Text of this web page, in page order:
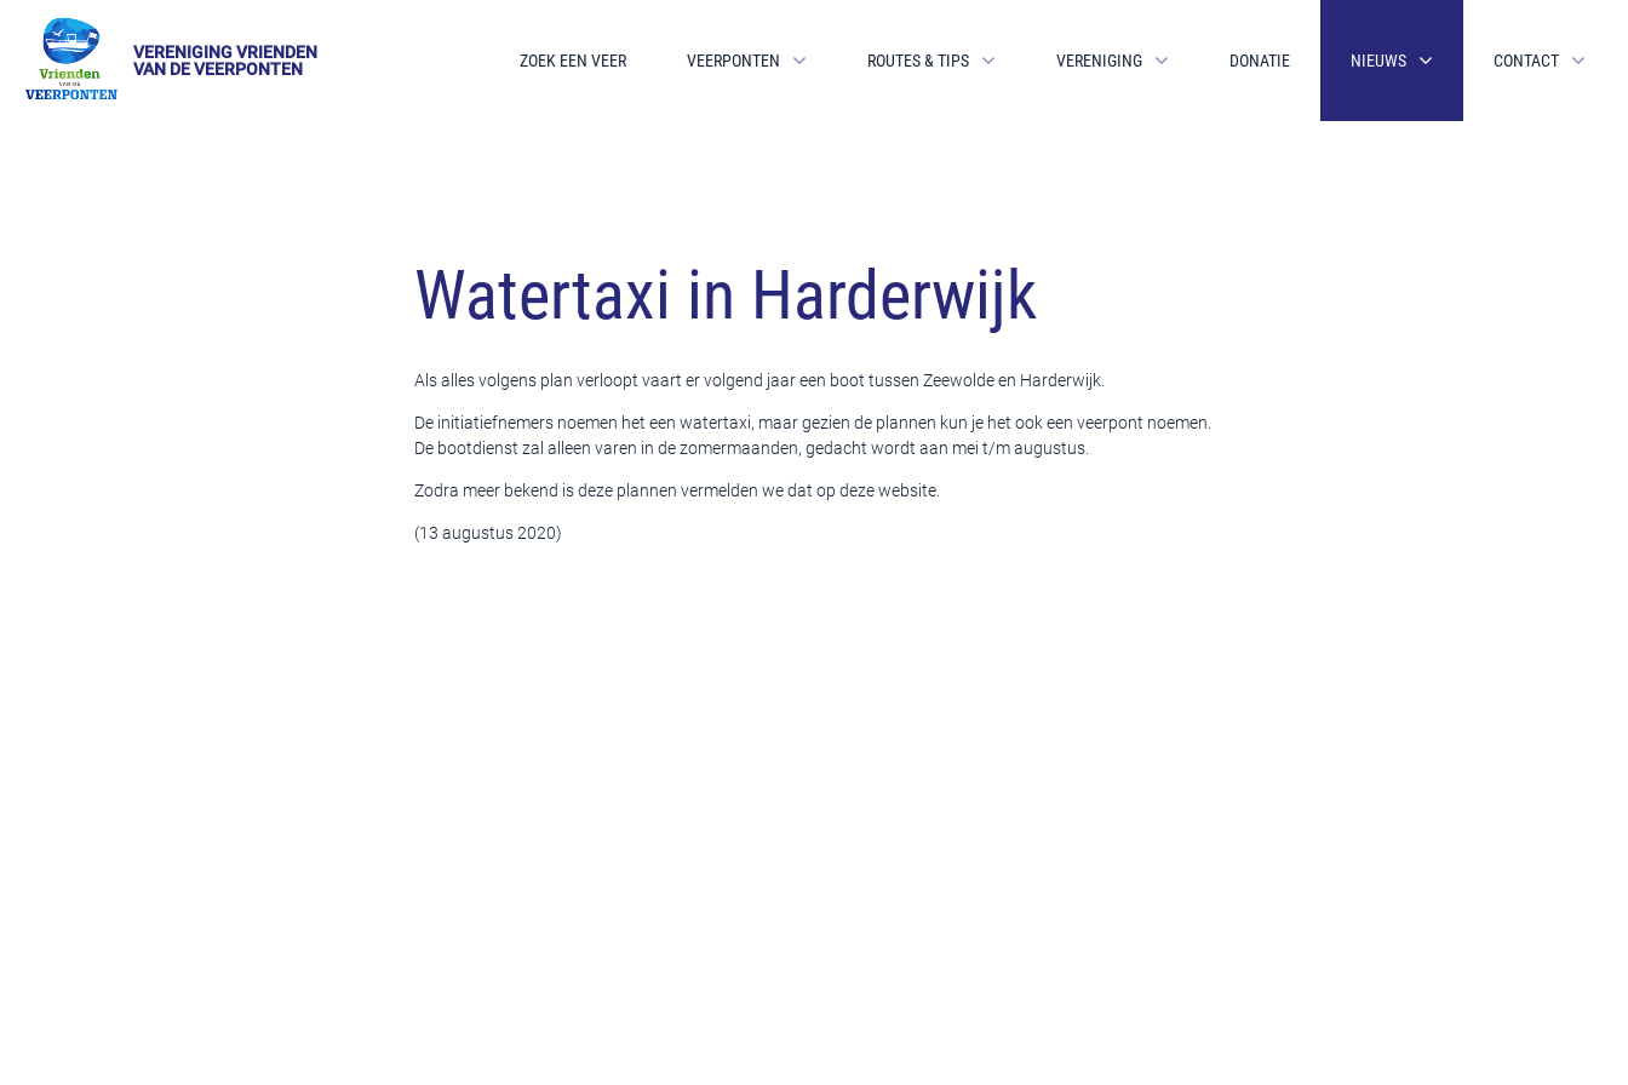
VERENIGING VRIENDEN
VAN DE VEERPONTEN
ZOEK EEN VEER VEERPONTEN ROUTES & TIPS VERENIGING DONATIE NIEUWS CONTACT
Watertaxi in Harderwijk
Als alles volgens plan verloopt vaart er volgend jaar een boot tussen Zeewolde en Harderwijk.
De initiatiefnemers noemen het een watertaxi, maar gezien de plannen kun je het ook een veerpont noemen.
De bootdienst zal alleen varen in de zomermaanden, gedacht wordt aan mei t/m augustus.
Zodra meer bekend is deze plannen vermelden we dat op deze website.
(13 augustus 2020)